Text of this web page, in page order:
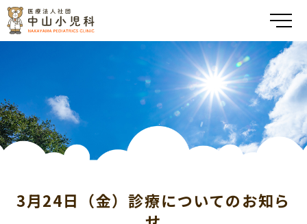
メ
3月24日（金）診療についてのお知ら